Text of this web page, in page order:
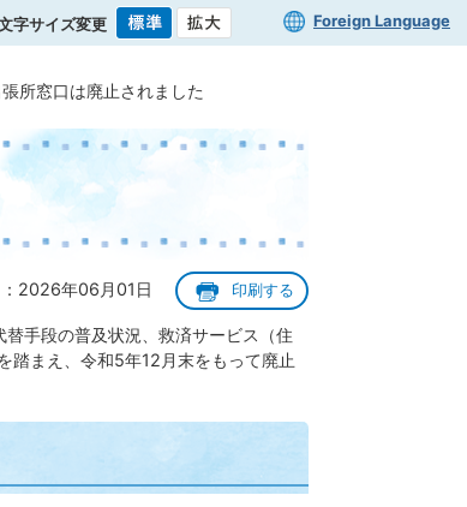
字サイズ変更 Foreign Language
所窓口は廃止されました
2026年06月01日 印刷する
手段の普及状況、救済サービス（住
踏まえ、令和5年12月末をもって廃止